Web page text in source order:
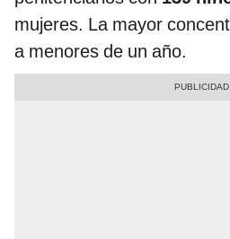
mujeres. La mayor
a menores de un año.